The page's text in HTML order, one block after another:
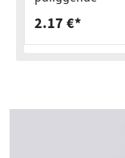
2.17 €*